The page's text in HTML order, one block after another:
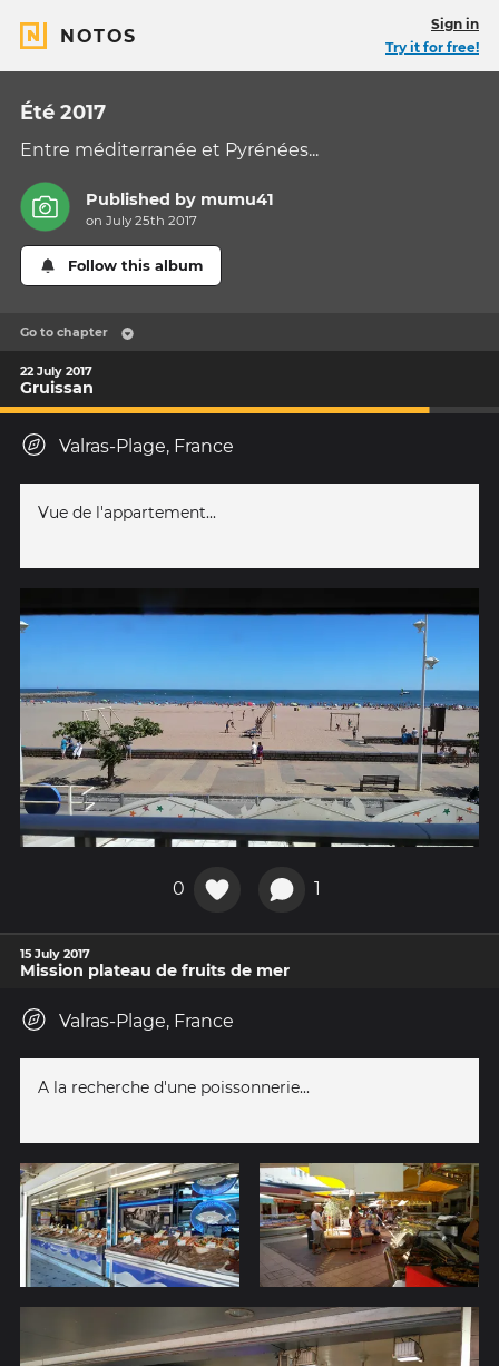
NOTOS
Sign in
Try it for free!
Été 2017
Entre méditerranée et Pyrénées...
Published by mumu41
on July 25th 2017
Follow this album
Go to chapter
22 July 2017
Gruissan
Valras-Plage, France
Vue de l'appartement...
0 1
15 July 2017
Mission plateau de fruits de mer
Valras-Plage, France
A la recherche d'une poissonnerie...